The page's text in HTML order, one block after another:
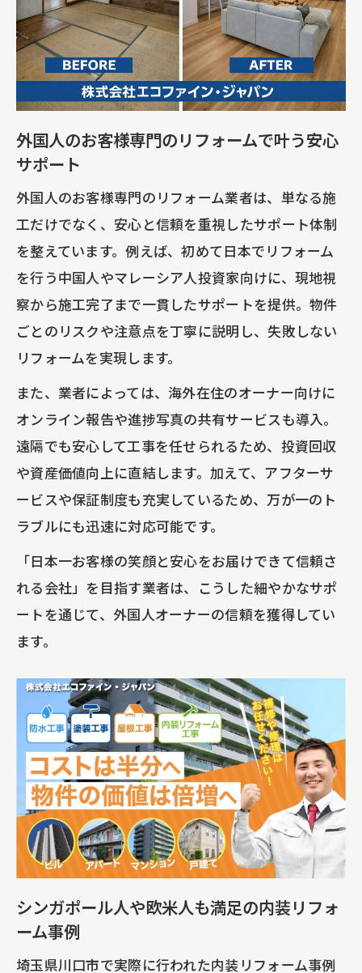
外国人のお客様専門のリフォームで叶う安心
サポート
外国人のお客様専門のリフォーム業者は、単なる施
工だけでなく、安心と信頼を重視したサポート体制
を整えています。例えば、初めて日本でリフォーム
を行う中国人やマレーシア人投資家向けに、現地視
察から施工完了まで一貫したサポートを提供。物件
ごとのリスクや注意点を丁寧に説明し、失敗しない
リフォームを実現します。
また、業者によっては、海外在住のオーナー向けに
オンライン報告や進捗写真の共有サービスも導入。
遠隔でも安心して工事を任せられるため、投資回収
や資産価値向上に直結します。加えて、アフターサ
ービスや保証制度も充実しているため、万が一のト
ラブルにも迅速に対応可能です。
「日本一お客様の笑顔と安心をお届けできて信頼さ
れる会社」を目指す業者は、こうした細やかなサポ
ートを通じて、外国人オーナーの信頼を獲得してい
ます。
シンガポール人や欧米人も満足の内装リフォ
ーム事例
埼玉県川口市で実際に行われた内装リフォーム事例